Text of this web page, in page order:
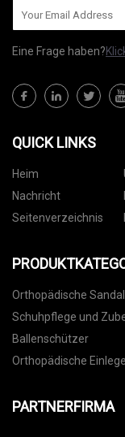
Eine Frage haben?
QUICK LINKS
Heim
Nachricht
Seitenverzeichnis
Orthopädische
Schuhpflege und
Ballenschützer
Orthopädische
PARTNERFIRMA